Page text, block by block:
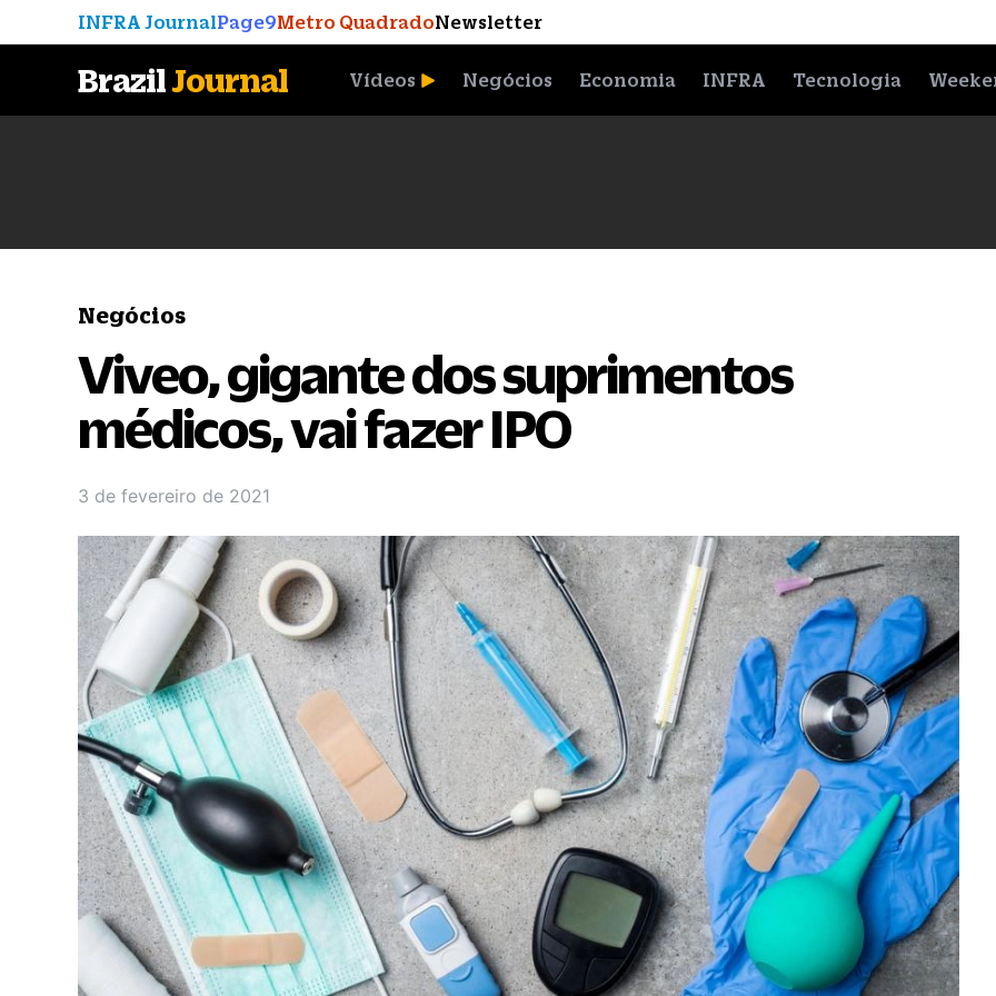
INFRA JournalPage9Metro QuadradoNewsletter
BrazilJournal Vídeos Negócios Economia INFRA Tecnologia
Negócios
Viveo, gigante dos suprimentos
médicos, vai fazer IPO
3 de fevereiro de 2021